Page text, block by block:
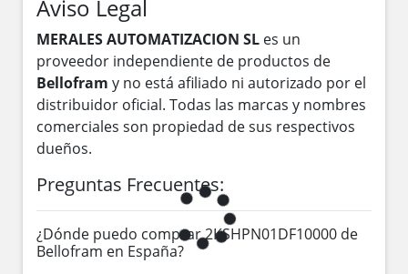
Aviso Legal
MERALES AUTOMATIZACION SL es un
proveedor independiente de productos de
Bellofram y no está afiliado ni autorizado por el
distribuidor oficial. Todas las marcas y nombres
comerciales son propiedad de sus respectivos
dueños.
Preguntas Frecuentes:
¿Dónde puedo comprar 2KSHPN01DF10000 de
Bellofram en España?